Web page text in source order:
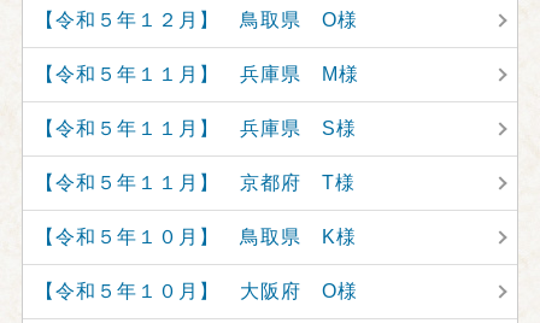
【令和５年１２月】 鳥取県 O様
【令和５年１１月】 兵庫県 M様
【令和５年１１月】 兵庫県 S様
【令和５年１１月】 京都府 T様
【令和５年１０月】 鳥取県 K様
【令和５年１０月】 大阪府 O様